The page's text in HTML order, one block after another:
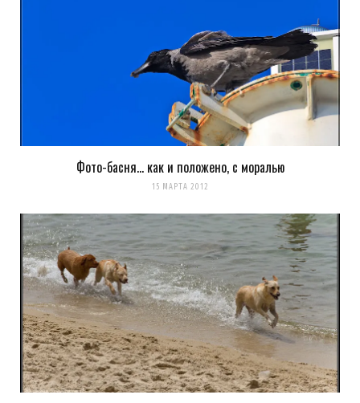
Фото-басня… как и положено, с моралью
15 МАРТА 2012